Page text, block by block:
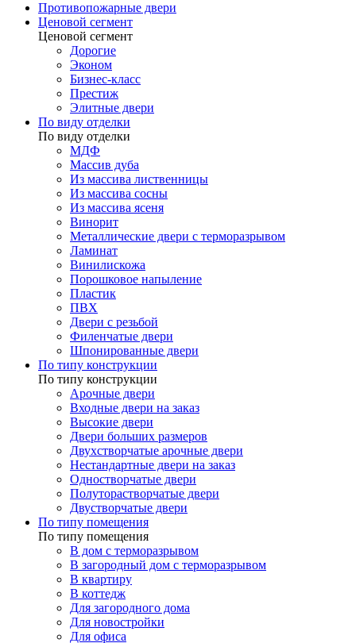
Противопожарные двери
Ценовой сегмент
Ценовой сегмент
Дорогие
Эконом
Бизнес-класс
Престиж
Элитные двери
По виду отделки
По виду отделки
МДФ
Массив дуба
Из массива лиственницы
Из массива сосны
Из массива ясеня
Винорит
Металлические двери с терморазрывом
Ламинат
Винилискожа
Порошковое напыление
Пластик
ПВХ
Двери с резьбой
Филенчатые двери
Шпонированные двери
По типу конструкции
По типу конструкции
Арочные двери
Входные двери на заказ
Высокие двери
Двери больших размеров
Двухстворчатые арочные двери
Нестандартные двери на заказ
Одностворчатые двери
Полуторастворчатые двери
Двустворчатые двери
По типу помещения
По типу помещения
В дом с терморазрывом
В загородный дом с терморазрывом
В квартиру
В коттедж
Для загородного дома
Для новостройки
Для офиса